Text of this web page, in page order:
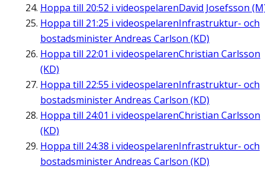
Hoppa till 20:52 i videospelarenDavid Josefsson
Hoppa till 21:25 i videospelarenInfrastruktur- och
bostadsminister Andreas Carlson (KD)
Hoppa till 22:01 i videospelarenChristian Carlsson
(KD)
Hoppa till 22:55 i videospelarenInfrastruktur- och
bostadsminister Andreas Carlson (KD)
Hoppa till 24:01 i videospelarenChristian Carlsson
(KD)
Hoppa till 24:38 i videospelarenInfrastruktur- och
bostadsminister Andreas Carlson (KD)